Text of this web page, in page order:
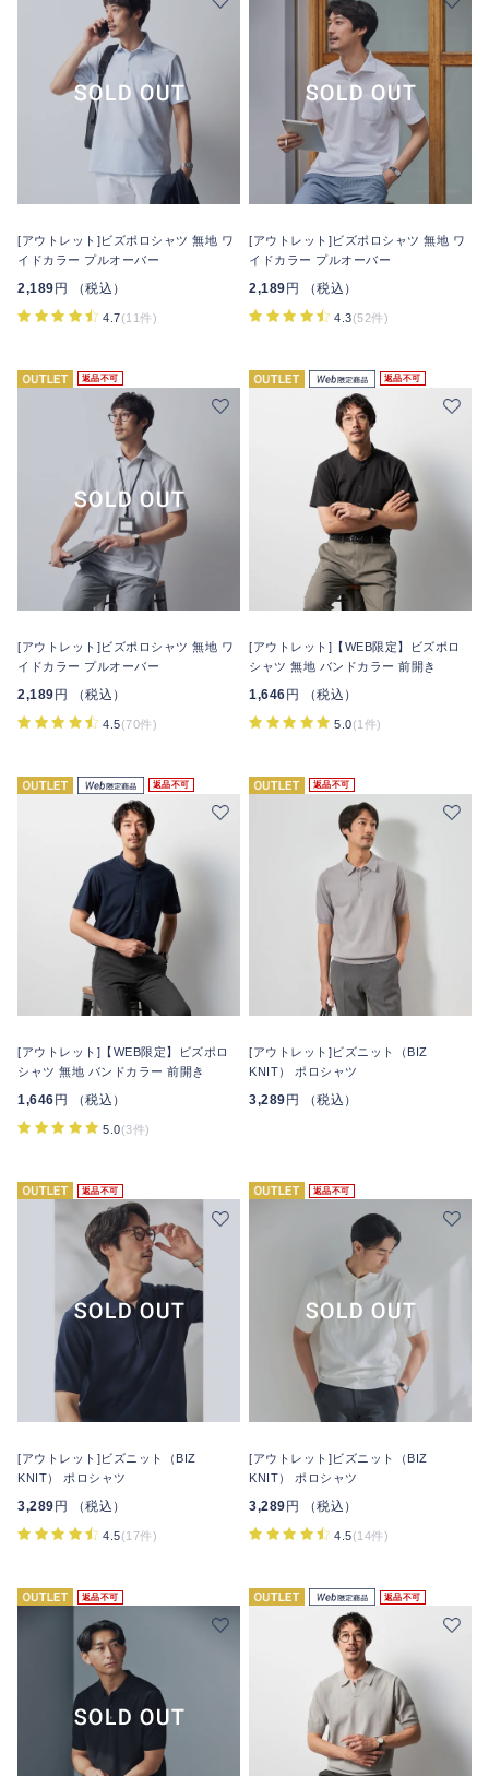
[アウトレット]ビズポロシャツ 無地 ワ
イドカラー プルオーバー
2,189円 （税込）
4.7(11件)
[アウトレット]ビズポロシャツ 無地 ワ
イドカラー プルオーバー
2,189円 （税込）
4.3(52件)
返品不可
[アウトレット]ビズポロシャツ 無地 ワ
イドカラー プルオーバー
2,189円 （税込）
4.5(70件)
返品不可
[アウトレット]【WEB限定】ビズポロ
シャツ 無地 バンドカラー 前開き
1,646円 （税込）
5.0(1件)
返品不可
[アウトレット]【WEB限定】ビズポロ
シャツ 無地 バンドカラー 前開き
1,646 円 （税込）
5.0(3件)
返品不可
[アウトレット]ビズニット（BIZ
KNIT） ポロシャツ
3,289 円 （税込）
返品不可
[アウトレット]ビズニット（BIZ
KNIT） ポロシャツ
3,289 円 （税込）
4.5(17件)
返品不可
[アウトレット]ビズニット（BIZ
KNIT） ポロシャツ
3,289 円 （税込）
4.5(14件)
返品不可 返品不可